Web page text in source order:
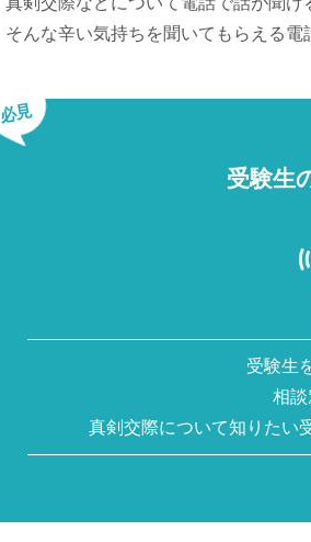
そんな辛い気持ちを聞いてもらえる電
必見
受験生
受験生
相談
真剣交際について知りたい